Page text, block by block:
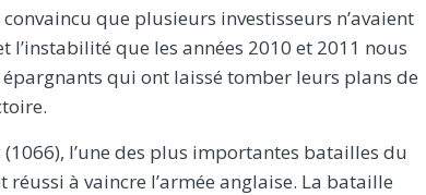
que plusieurs investisseurs n’avaient
que les années 2010 et 2011 nous
qui ont laissé tomber leurs plans de
l’une des plus importantes batailles du
à vaincre l’armée anglaise. La bataille